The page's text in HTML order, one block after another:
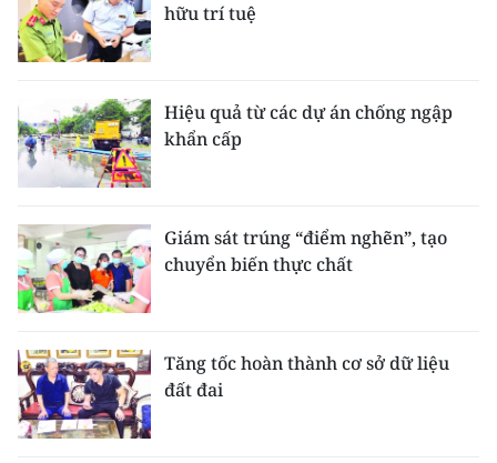
hữu trí tuệ
Hiệu quả từ các dự án chống ngập
khẩn cấp
Giám sát trúng “điểm nghẽn”, tạo
chuyển biến thực chất
Tăng tốc hoàn thành cơ sở dữ liệu
đất đai